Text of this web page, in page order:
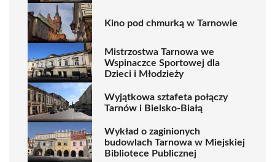
Kino pod chmurką w Tarnowie
Mistrzostwa Tarnowa we
Wspinaczce Sportowej dla
Dzieci i Młodzieży
Wyjątkowa sztafeta połączy
Tarnów i Bielsko-Białą
Wykład o zaginionych
budowlach Tarnowa w Miejskiej
Bibliotece Publicznej